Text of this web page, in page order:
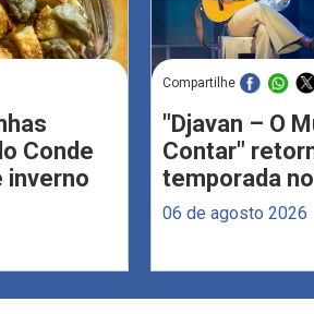
Conde
inverno
Compartilhe
"Djavan – O
Contar"
temporada
06 de agosto 2026